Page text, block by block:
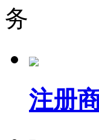
务
注册